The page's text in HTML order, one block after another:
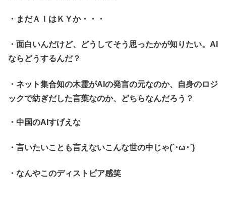
・まだＡＩはＫＹか・・・
・面白いんだけど、どうしてそう思ったかが知りたい。AI
ならどうするんだ？
・ネット集合知の木霊がAIの発言の元なのか、自身のロジ
ックで紡ぎだした言葉なのか、どちらなんだろう？
・中国のAIすげえな
・言いたいことも言えないこんな世の中じゃ(´･ω･`)
・なんやこのディストピア感笑